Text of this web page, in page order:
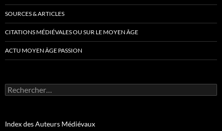
SOURCES & ARTICLES
CITATIONS MÉDIÉVALES OU SUR LE MOYEN ÂGE
ACTU MOYEN ÂGE PASSION
Rechercher :
Index des Auteurs Médiévaux